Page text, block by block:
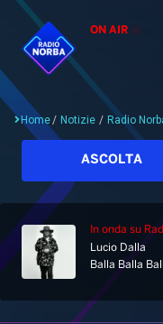
ON AIR
Home
Home/ Notizie / Radio
ASCOLTA
In onda su
Lucio Dalla
Balla Balla